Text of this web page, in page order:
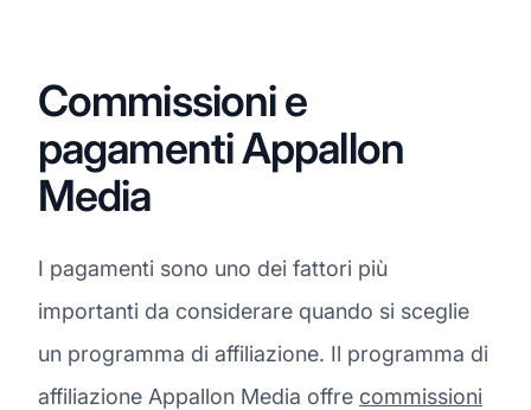
Commissioni e
pagamenti Appallon
Media
I pagamenti sono uno dei fattori più
importanti da considerare quando si sceglie
un programma di affiliazione. Il programma di
affiliazione Appallon Media offre commissioni